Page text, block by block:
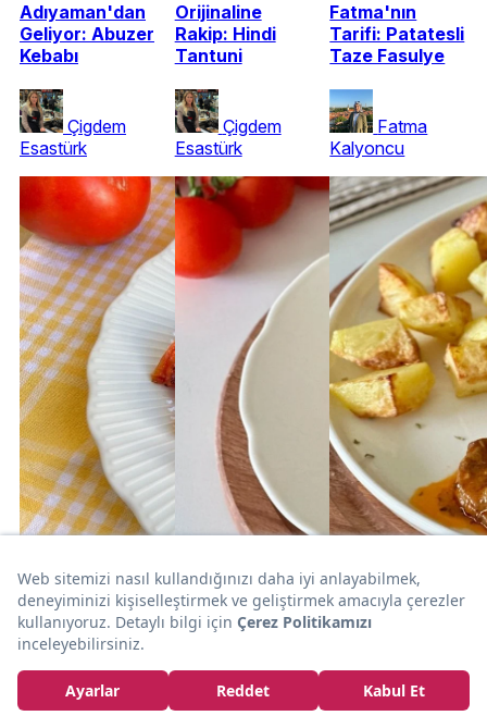
Adıyaman'dan
Geliyor: Abuzer
Kebabı
Çigdem
Esastürk
Orijinaline
Rakip: Hindi
Tantuni
Çigdem
Esastürk
Fatma'nın
Tarifi: Patatesli
Taze Fasulye
Fatma
Kalyoncu
20dk
ET
Yeliz'in Tarifi:
ET
Pişirme
ET
Soslu ve Tam